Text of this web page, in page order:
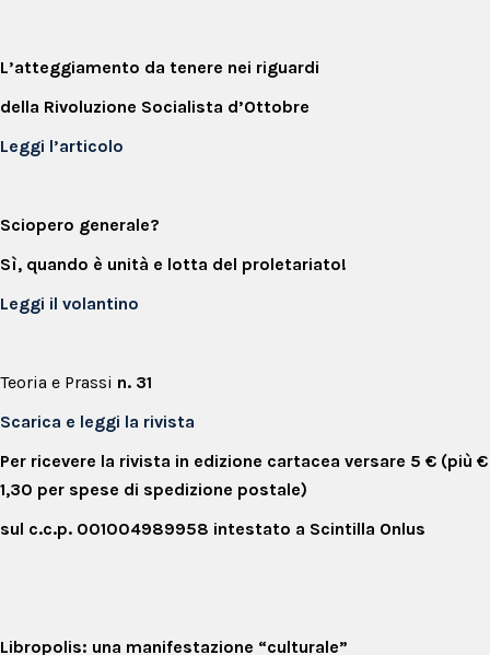
L’atteggiamento da tenere nei riguardi
della Rivoluzione Socialista d’Ottobre
Leggi l’articolo
Sciopero generale?
Sì, quando è unità e lotta del proletariato!
Leggi il volantino
Teoria e Prassi n. 31
Scarica e leggi la rivista
Per ricevere la rivista in edizione cartacea versare 5 € (più €
1,30 per spese di spedizione postale)
sul c.c.p. 001004989958 intestato a Scintilla Onlus
Libropolis: una manifestazione “culturale”